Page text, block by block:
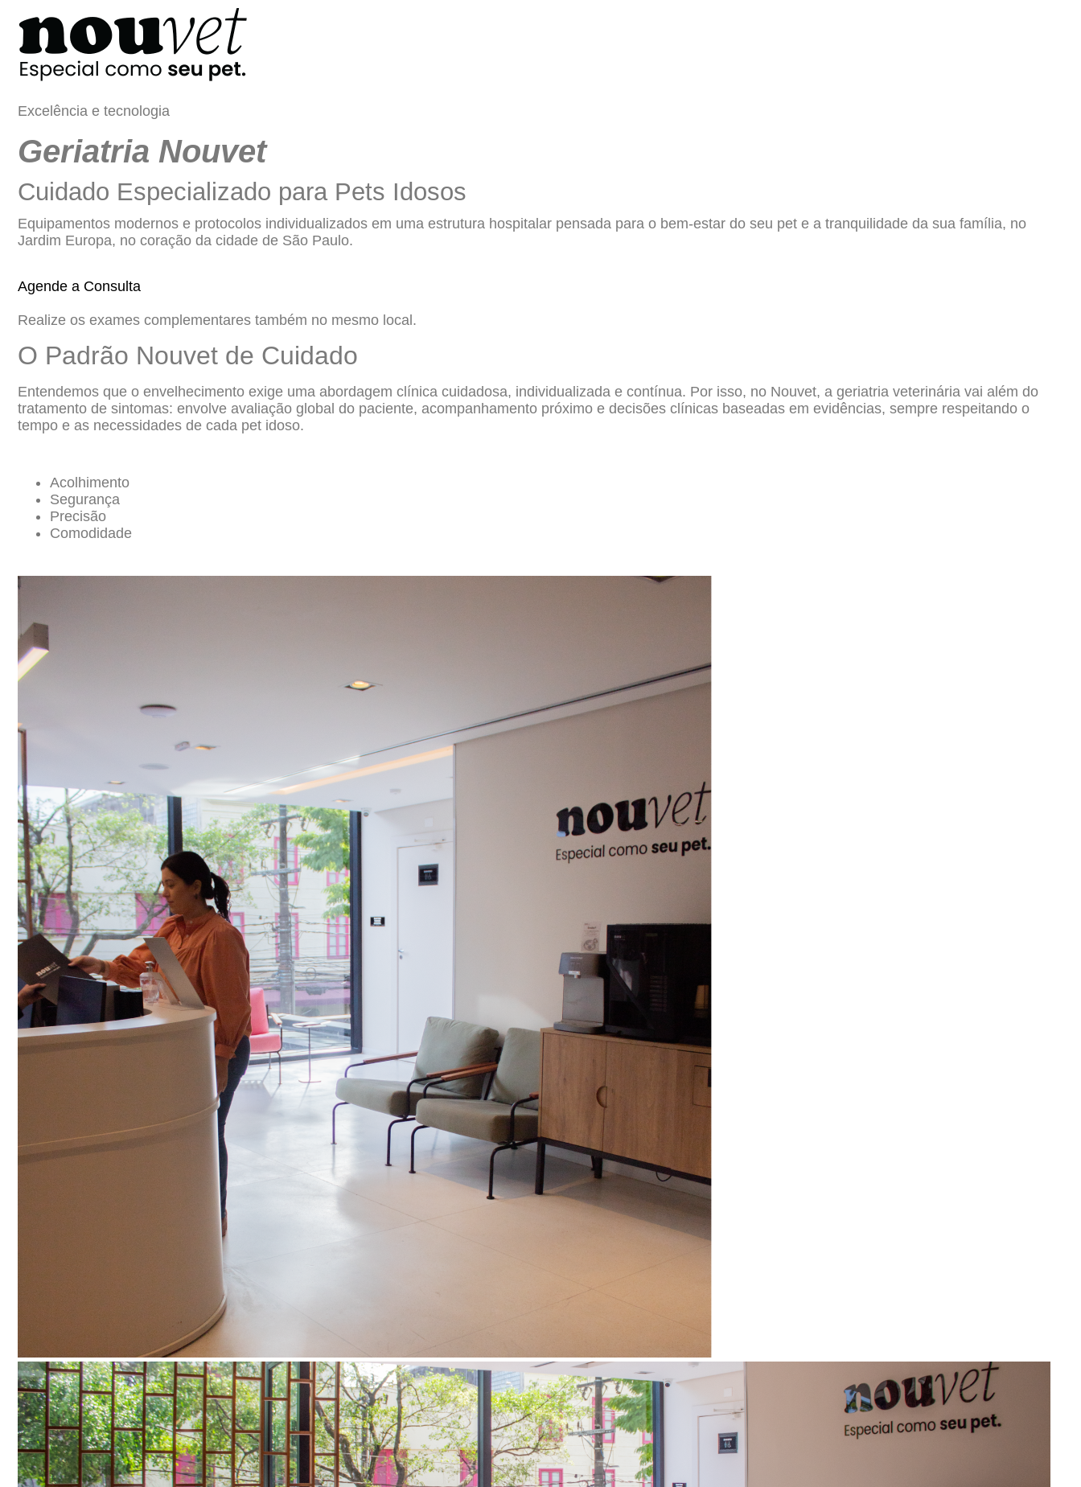
Excelência e tecnologia
Geriatria Nouvet
Cuidado Especializado para Pets Idosos
Equipamentos modernos e protocolos individualizados em uma estrutura hospitalar pensada para o bem-estar do seu pet e a tranquilidade da sua família, no
Jardim Europa, no coração da cidade de São Paulo.
Agende a Consulta
Realize os exames complementares também no mesmo local.
O Padrão Nouvet de Cuidado
Entendemos que o envelhecimento exige uma abordagem clínica cuidadosa, individualizada e contínua. Por isso, no Nouvet, a geriatria veterinária vai além do
tratamento de sintomas: envolve avaliação global do paciente, acompanhamento próximo e decisões clínicas baseadas em evidências, sempre respeitando o
tempo e as necessidades de cada pet idoso.
Acolhimento
Segurança
Precisão
Comodidade